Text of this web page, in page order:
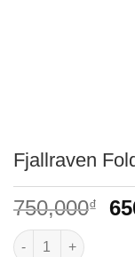
Fjallraven
750,000₫
Fjallraven Foldsack